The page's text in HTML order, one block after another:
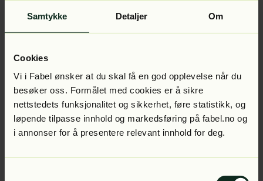
Samtykke Detaljer Om
Cookies
Vi i Fabel ønsker at du skal få en god opplevelse når du
besøker oss. Formålet med cookies er å sikre
nettstedets funksjonalitet og sikkerhet, føre statistikk, og
løpende tilpasse innhold og markedsføring på fabel.no og
i annonser for å presentere relevant innhold for deg.